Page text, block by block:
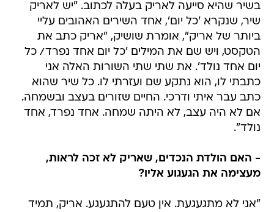
בשיר שהיא סייעה לאריק בעלה לכתוב. "יש לאריק
שיר, שנקרא 'כל יום', אחד השירים האהובים עליי
ביותר של אריק", אומרת שושיק, "אריק כתב את
הטקסט, ויש שם את המילים 'כל יום אחד נפרד/ כל
יום אחד נולד'. את שתי שתי השורות האלה אני
כתבתי לו, הוא נתקע שם ועזרתי לו. כל שיר שהוא
כתב עבר איתי ודרכי. החיים שזורים בעצב ובשמחה.
אם לא היה עצב, לא היתה שמחה. אחד נפרד, אחד
נולד".
- האם הולדת הנכדים, שאריק לא זכה לראות,
מעצימה את הגעגוע אליו?
"אני לא מתגעגעת. אין טעם להתגעגע. אריק, תמיד